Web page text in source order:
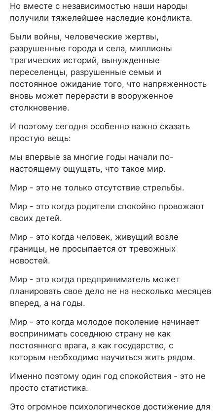
Но вместе с независимостью наши народы
получили тяжелейшее наследие конфликта.
Были войны, человеческие жертвы,
разрушенные города и села, миллионы
трагических историй, вынужденные
переселенцы, разрушенные семьи и
постоянное ожидание того, что напряженность
вновь может перерасти в вооруженное
столкновение.
И поэтому сегодня особенно важно сказать
простую вещь:
мы впервые за многие годы начали по-
настоящему ощущать, что такое мир.
Мир - это не только отсутствие стрельбы.
Мир - это когда родители спокойно провожают
своих детей.
Мир - это когда человек, живущий возле
границы, не просыпается от тревожных
новостей.
Мир - это когда предприниматель может
планировать свое дело не на несколько месяцев
вперед, а на годы.
Мир - это когда молодое поколение начинает
воспринимать соседнюю страну не как
постоянного врага, а как государство, с
которым необходимо научиться жить рядом.
Именно поэтому один год спокойствия - это не
просто статистика.
Это огромное психологическое достижение для